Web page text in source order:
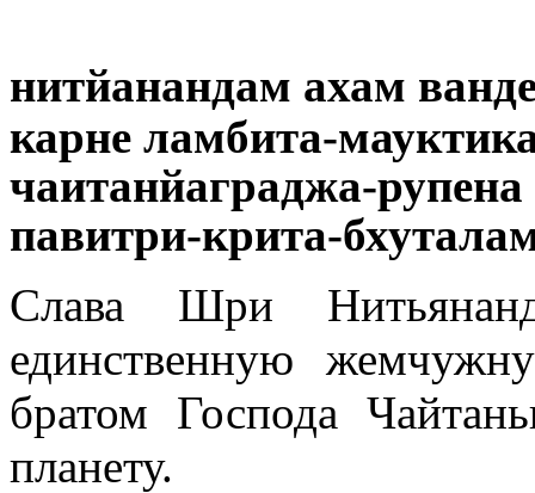
нитйанандам ахам
карне ламбита-
чаитанйаграджа-рупена
павитри-крита-
Слава Шри
единственную
братом Господа
планету.